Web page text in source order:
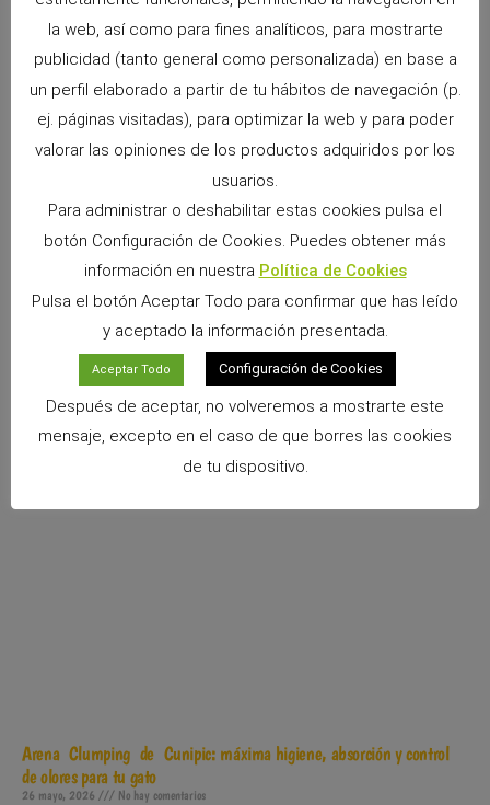
Convivencia entre cobayas Los Conejos y el calor
Snacks Alpha Pro: 6 sabores irresistibles para premiar a tu pequeño
9 junio, 2026 No hay comentarios
Si convives con un conejo, cobaya, chinchilla, degú o cualquier
otro pequeño mamífero herbívoro, sabrás que los premios
forman parte de los momentos más especiales
Leer más »
Arena Clumping de Cunipic: máxima higiene, absorción y control
de olores para tu gato
26 mayo, 2026 No hay comentarios
la web, así como para fines analíticos, para mostrarte
publicidad (tanto general como personalizada) en base a
un perfil elaborado a partir de tu hábitos de navegación (p.
ej. páginas visitadas), para optimizar la web y para poder
valorar las opiniones de los productos adquiridos por los
usuarios.
Para administrar o deshabilitar estas cookies pulsa el
botón Configuración de Cookies. Puedes obtener más
información en nuestra Política de Cookies
Pulsa el botón Aceptar Todo para confirmar que has leído
y aceptado la información presentada.
Aceptar Todo Configuración de Cookies
Después de aceptar, no volveremos a mostrarte este
mensaje, excepto en el caso de que borres las cookies
de tu dispositivo.